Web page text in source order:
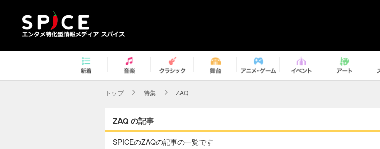
トップ 特集 ZAQ
ZAQ の記事
SPICEのZAQの記事の一覧です